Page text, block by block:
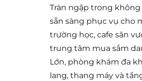
Tràn ngập trong
sẵn sàng phục vụ cho
trường học, cafe sân
trung tâm mua sắm
Lớn, phòng khám đa
lang, thang máy và